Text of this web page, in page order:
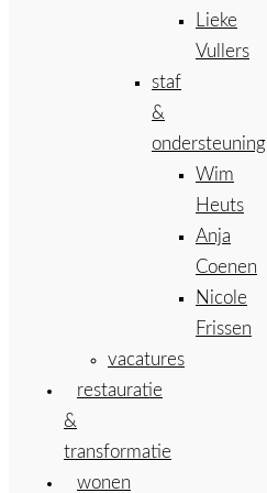
Lieke
Vullers
staf
&
ondersteuning
Wim
Heuts
Anja
Coenen
Nicole
Frissen
vacatures
restauratie
&
transformatie
wonen